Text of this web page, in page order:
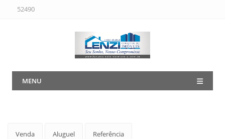
52490
MENU
Venda Aluguel Referência